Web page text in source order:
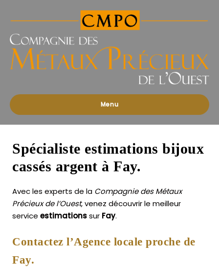
des
Précieux
l'Ouest
Menu
Spécialiste estimations bijoux
cassés argent à Fay.
Avec les experts de la Compagnie des Métaux
Précieux de l’Ouest, venez découvrir le meilleur
service estimationssur Fay.
Contactez l’Agence locale proche de
Fay.